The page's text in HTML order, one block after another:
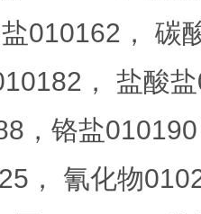
010162， 碳
， 盐酸
，铬盐
， 氰化物